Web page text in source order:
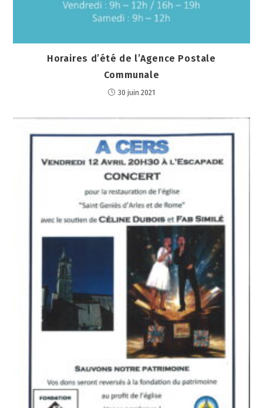
Horaires d’été de l’Agence Postale
Communale
30 juin 2021